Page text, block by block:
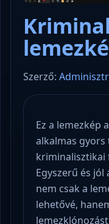
Szerző:
Ez a lemezkép
alkalmas gyors
kriminalisztikai
Egyszerű és
nem csak a
lehetővé,